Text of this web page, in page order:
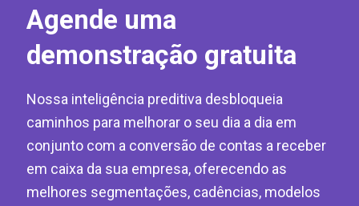
Agende uma
demonstração gratuita
Nossa inteligência preditiva desbloqueia
caminhos para melhorar o seu dia a dia em
conjunto com a conversão de contas a receber
em caixa da sua empresa, oferecendo as
melhores segmentações, cadências, modelos